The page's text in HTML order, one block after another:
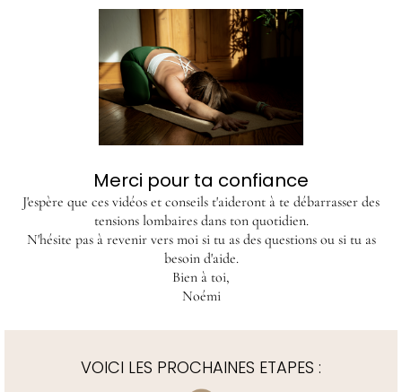
Merci pour ta confiance
J'espère que ces vidéos et conseils t'aideront à te débarrasser des
tensions lombaires dans ton quotidien.
N'hésite pas à revenir vers moi si tu as des questions ou si tu as
besoin d'aide.
Bien à toi,
Noémi
VOICI LES PROCHAINES ETAPES :